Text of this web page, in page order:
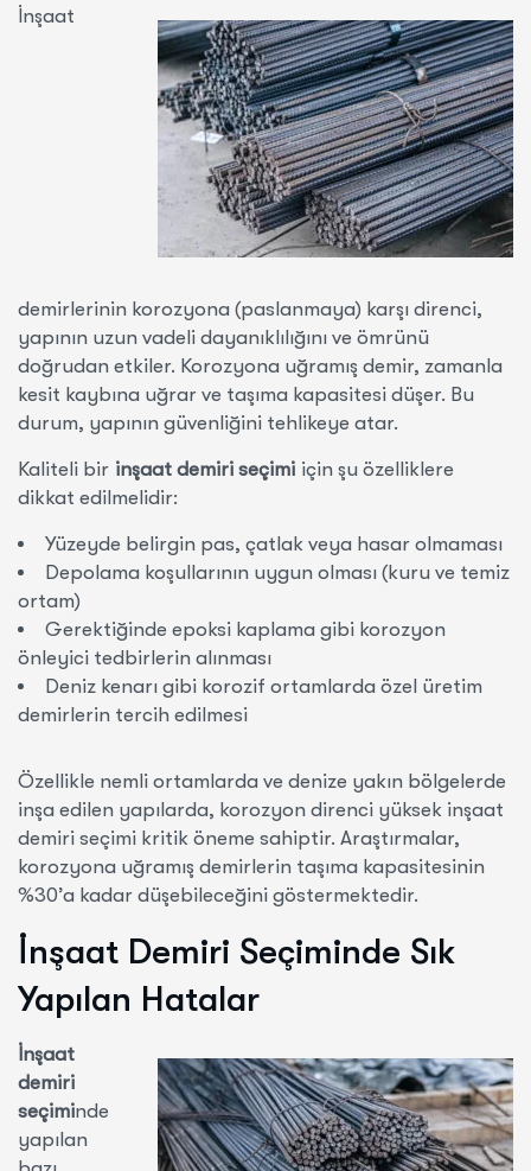
İnşaat
demirlerinin korozyona (paslanmaya) karşı direnci,
yapının uzun vadeli dayanıklılığını ve ömrünü
doğrudan etkiler. Korozyona uğramış demir, zamanla
kesit kaybına uğrar ve taşıma kapasitesi düşer. Bu
durum, yapının güvenliğini tehlikeye atar.
Kaliteli bir inşaat demiri seçimi için şu özelliklere
dikkat edilmelidir:
Yüzeyde belirgin pas, çatlak veya hasar olmaması
Depolama koşullarının uygun olması (kuru ve temiz
ortam)
Gerektiğinde epoksi kaplama gibi korozyon
önleyici tedbirlerin alınması
Deniz kenarı gibi korozif ortamlarda özel üretim
demirlerin tercih edilmesi
Özellikle nemli ortamlarda ve denize yakın bölgelerde
inşa edilen yapılarda, korozyon direnci yüksek inşaat
demiri seçimi kritik öneme sahiptir. Araştırmalar,
korozyona uğramış demirlerin taşıma kapasitesinin
%30’a kadar düşebileceğini göstermektedir.
İnşaat Demiri Seçiminde Sık
Yapılan Hatalar
İnşaat
demiri
seçiminde
yapılan